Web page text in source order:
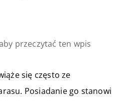
przeczytać ten wpis
się często ze
Posiadanie go stanowi